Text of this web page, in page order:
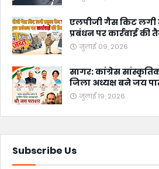
एलपीजी गैस किट
प्रबंधन पर कार्रवाई की
जुलाई 09, 2026
सागर: कांग्रेस
जिला अध्यक्ष बने जय
जुलाई 19, 2026
Subscribe Us